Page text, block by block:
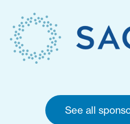
See all